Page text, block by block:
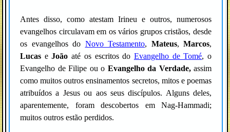
Antes disso, como atestam Irineu e outros, numerosos
evangelhos circulavam em os vários grupos cristãos, desde
os evangelhos do Novo Testamento, Mateus, Marcos,
Lucas eJoão até os escritos do Evangelho de Tomé, o
Evangelho de Filipe ou o Evangelho da Verdade, assim
como muitos outros ensinamentos secretos, mitos e poemas
atribuídos a Jesus ou aos seus discípulos. Alguns deles,
aparentemente, foram descobertos em Nag-Hammadi;
muitos outros estão perdidos.